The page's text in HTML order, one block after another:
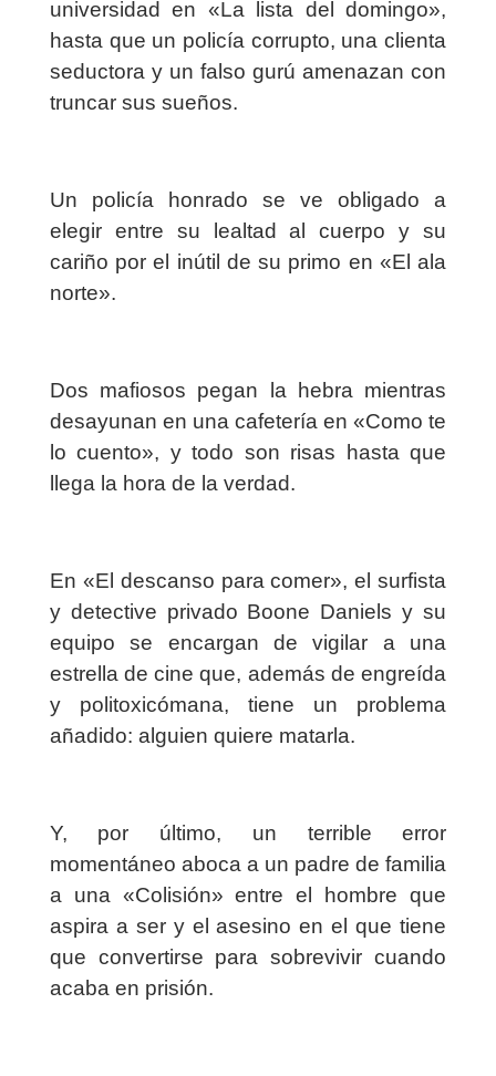
universidad en «La lista del domingo»,
hasta que un policía corrupto, una clienta
seductora y un falso gurú amenazan con
truncar sus sueños.
Un policía honrado se ve obligado a
elegir entre su lealtad al cuerpo y su
cariño por el inútil de su primo en «El ala
norte».
Dos mafiosos pegan la hebra mientras
desayunan en una cafetería en «Como te
lo cuento», y todo son risas hasta que
llega la hora de la verdad.
En «El descanso para comer», el surfista
y detective privado Boone Daniels y su
equipo se encargan de vigilar a una
estrella de cine que, además de engreída
y politoxicómana, tiene un problema
añadido: alguien quiere matarla.
Y, por último, un terrible error
momentáneo aboca a un padre de familia
a una «Colisión» entre el hombre que
aspira a ser y el asesino en el que tiene
que convertirse para sobrevivir cuando
acaba en prisión.